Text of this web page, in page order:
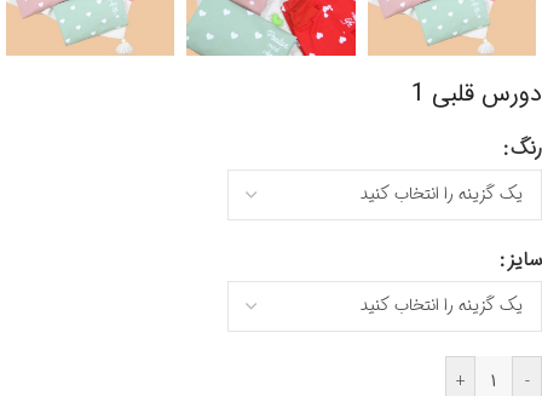
دورس قلبی 1
رنگ
سایز
-
+